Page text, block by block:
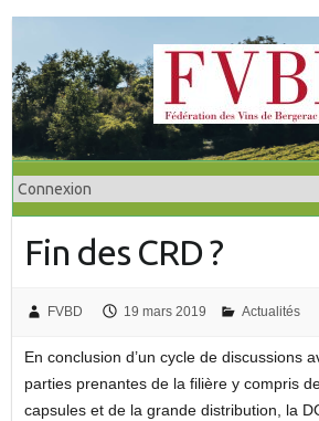
Fin des CRD ?
FVBD 19 mars 2019 Actualités
En conclusion d’un cycle de discussions
parties prenantes de la filière y compris
capsules et de la grande distribution, la